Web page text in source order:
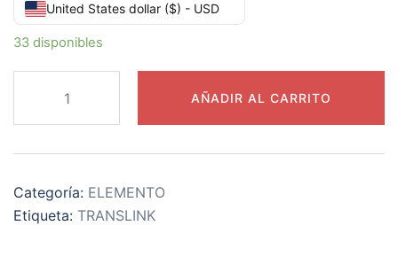
United States dollar ($) - USD
33 disponibles
ELEMENTO
SPIDER
TRANSLINK
NEOPRENO
NEGRO
AÑADIR AL CARRITO
Categoría: ELEMENTO
Etiqueta: TRANSLINK